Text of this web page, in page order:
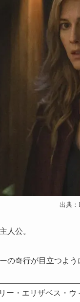
出典
人公。
の奇行が目立つよう
ー・エリザベス・ウ